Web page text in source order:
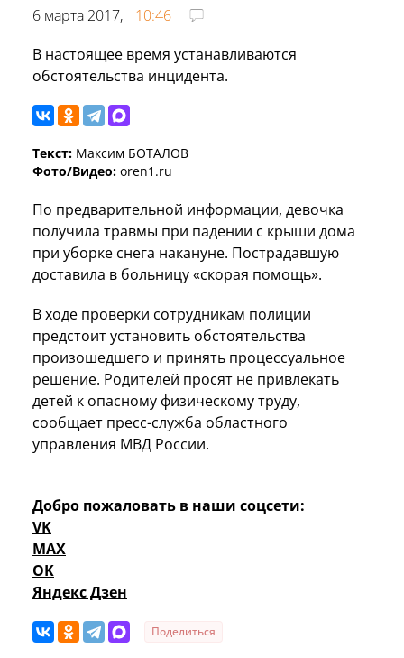
6 марта 2017,
10:46
В настоящее время устанавливаются
обстоятельства инцидента.
Текст: Максим БОТАЛОВ
Фото/Видео: oren1.ru
По предварительной информации, девочка
получила травмы при падении с крыши дома
при уборке снега накануне. Пострадавшую
доставила в больницу «скорая помощь».
В ходе проверки сотрудникам полиции
предстоит установить обстоятельства
произошедшего и принять процессуальное
решение. Родителей просят не привлекать
детей к опасному физическому труду,
сообщает пресс-служба областного
управления МВД России.
Добро пожаловать в наши соцсети:
VK
MAX
OK
Яндекс Дзен
Поделиться